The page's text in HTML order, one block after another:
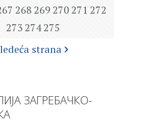
268 269 270 271 272
273 274 275
strana
ЗАГРЕБАЧКО-